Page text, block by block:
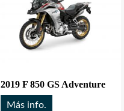
2019 F 850 GS Adventure
Más info.